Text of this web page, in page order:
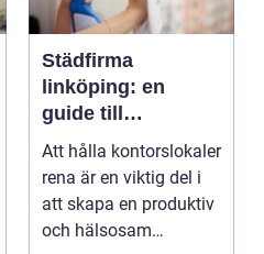
Städfirma
linköping: en
guide till
professionell
städning
Att hålla kontorslokaler
rena är en viktig del i
att skapa en produktiv
och hälsosam